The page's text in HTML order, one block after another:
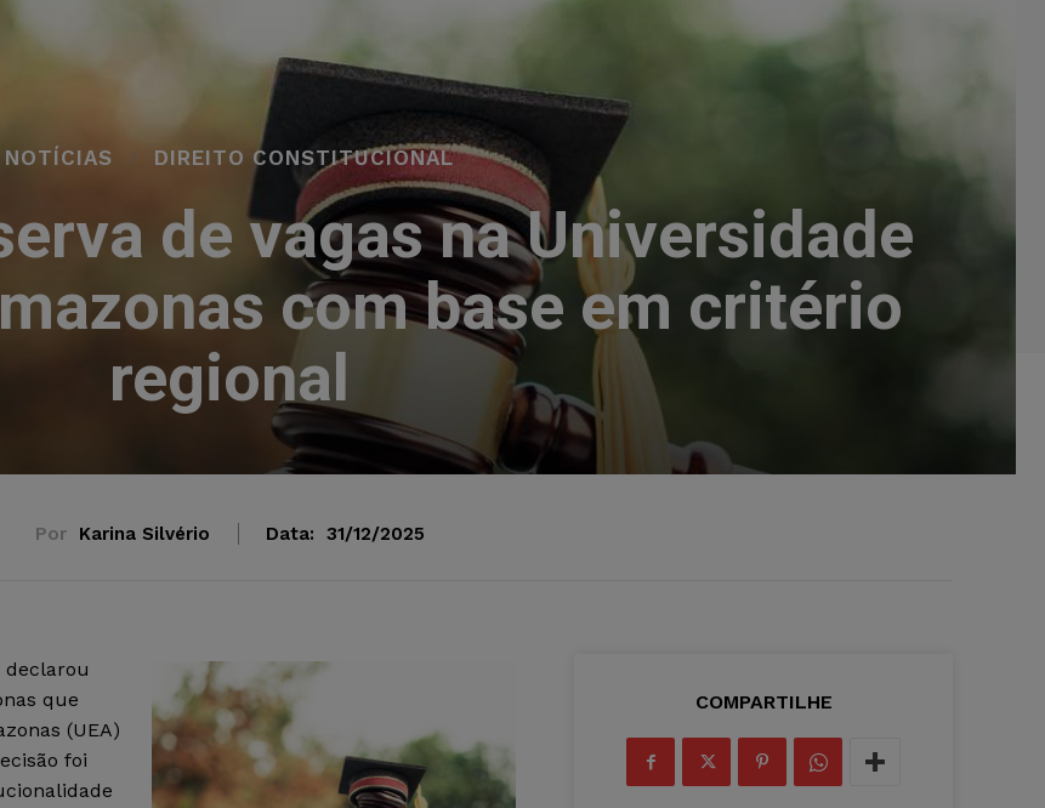
NOTÍCIAS DIREITO CONSTITUCIONAL
de vagas na Universidade
com base em critério
regional
Por Karina Silvério Data: 31/12/2025
declarou
que
(UEA)
foi
COMPARTILHE